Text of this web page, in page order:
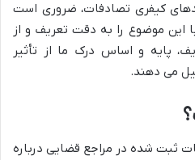
کیفری تصادفات، ضروری است
این موضوع را به دقت تعریف و از
پایه و اساس درک ما از تأثیر
می دهند.
ثبت شده در مراجع قضایی درباره